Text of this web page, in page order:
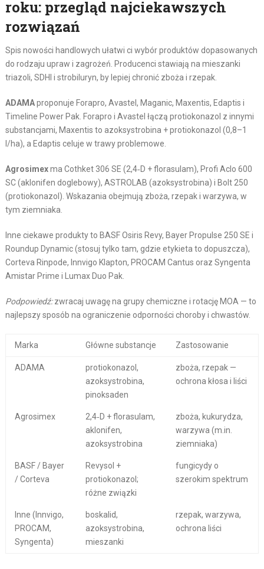
roku: przegląd najciekawszych
rozwiązań
Spis nowości handlowych ułatwi ci wybór produktów dopasowanych
do rodzaju upraw i zagrożeń. Producenci stawiają na mieszanki
triazoli, SDHI i strobiluryn, by lepiej chronić zboża i rzepak.
ADAMAproponuje Forapro, Avastel, Maganic, Maxentis, Edaptis i
Timeline Power Pak. Forapro i Avastel łączą protiokonazol z innymi
substancjami, Maxentis to azoksystrobina + protiokonazol (0,8–1
l/ha), a Edaptis celuje w trawy problemowe.
Agrosimexma Cothket 306 SE (2,4‑D + florasulam), Profi Aclo 600
SC (aklonifen doglebowy), ASTROLAB (azoksystrobina) i Bolt 250
(protiokonazol). Wskazania obejmują zboża, rzepak i warzywa, w
tym ziemniaka.
Inne ciekawe produkty to BASF Osiris Revy, Bayer Propulse 250 SE i
Roundup Dynamic (stosuj tylko tam, gdzie etykieta to dopuszcza),
Corteva Rinpode, Innvigo Klapton, PROCAM Cantus oraz Syngenta
Amistar Prime i Lumax Duo Pak.
Podpowiedź:zwracaj uwagę na grupy chemiczne i rotację MOA — to
najlepszy sposób na ograniczenie odporności choroby i chwastów.
Marka Główne substancje Zastosowanie
ADAMA
protiokonazol,
azoksystrobina,
pinoksaden
zboża, rzepak —
ochrona kłosa i liści
Agrosimex
2,4‑D + florasulam,
aklonifen,
azoksystrobina
zboża, kukurydza,
warzywa (m.in.
ziemniaka)
BASF / Bayer
/ Corteva
Revysol +
protiokonazol;
różne związki
fungicydy o
szerokim spektrum
Inne (Innvigo,
PROCAM,
Syngenta)
boskalid,
azoksystrobina,
mieszanki
rzepak, warzywa,
ochrona liści